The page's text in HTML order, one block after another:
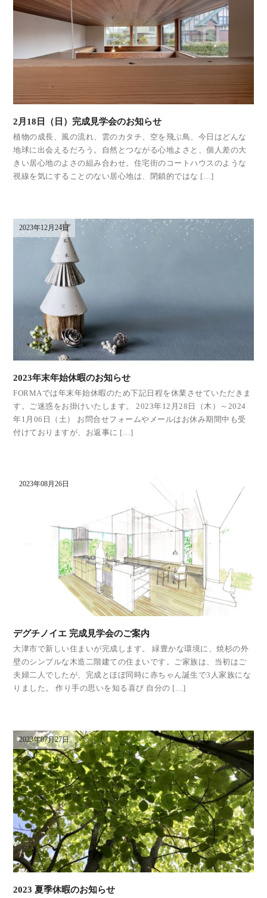
2月18日（日）完成見学会のお知らせ
植物の成長、風の流れ、雲のカタチ、空を飛ぶ鳥、今日はどんな
地球に出会えるだろう。自然とつながる心地よさと、個人差の大
きい居心地のよさの組み合わせ。住宅街のコートハウスのような
視線を気にすることのない居心地は、閉鎖的ではな […]
2023年12月24日
2023年末年始休暇のお知らせ
FORMAでは年末年始休暇のため下記日程を休業させていただきま
す。ご迷惑をお掛けいたします。 2023年12月28日（木）～2024
年1月06日（土） お問合せフォームやメールはお休み期間中も受
付けておりますが、お返事に […]
2023年08月26日
デグチノイエ 完成見学会のご案内
大津市で新しい住まいが完成します。 緑豊かな環境に、焼杉の外
壁のシンプルな木造二階建ての住まいです。ご家族は、当初はご
夫婦二人でしたが、完成とほぼ同時に赤ちゃん誕生で3人家族にな
りました。 作り手の思いを知る喜び 自分の […]
2023年07月27日
2023 夏季休暇のお知らせ